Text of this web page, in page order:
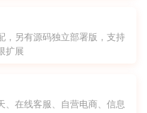
，另有源码独立部署版，支持
扩展
、在线客服、自营电商、信息